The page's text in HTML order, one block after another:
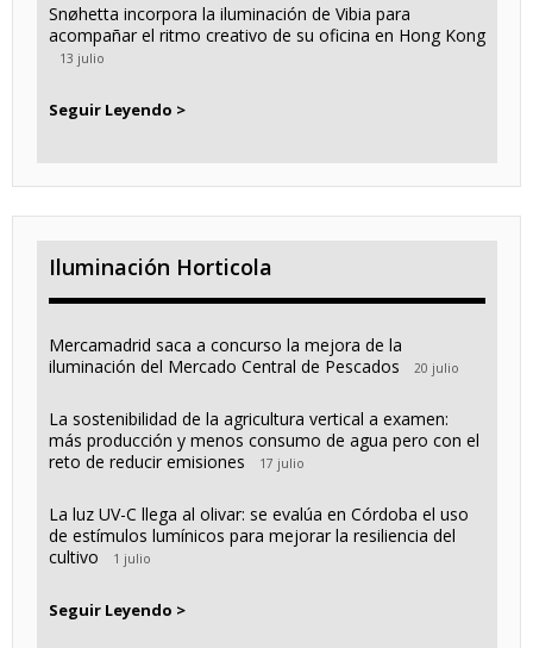
Snøhetta incorpora la iluminación de Vibia para
acompañar el ritmo creativo de su oficina en Hong Kong
13 julio
Seguir Leyendo >
Iluminación Horticola
Mercamadrid saca a concurso la mejora de la
iluminación del Mercado Central de Pescados
20 julio
La sostenibilidad de la agricultura vertical a examen:
más producción y menos consumo de agua pero con el
reto de reducir emisiones
17 julio
La luz UV-C llega al olivar: se evalúa en Córdoba el uso
de estímulos lumínicos para mejorar la resiliencia del
cultivo
1 julio
Seguir Leyendo >